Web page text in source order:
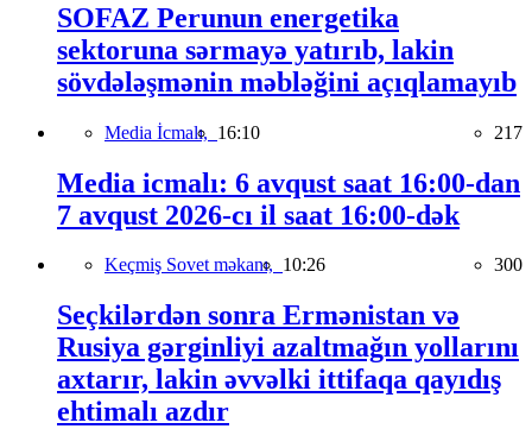
SOFAZ Perunun energetika
sektoruna sərmayə yatırıb, lakin
sövdələşmənin məbləğini açıqlamayıb
Media İcmalı, 16:10 217
Media icmalı: 6 avqust saat 16:00-dan
7 avqust 2026-cı il saat 16:00-dək
Keçmiş Sovet məkanı, 10:26 300
Seçkilərdən sonra Ermənistan və
Rusiya gərginliyi azaltmağın yollarını
axtarır, lakin əvvəlki ittifaqa qayıdış
ehtimalı azdır